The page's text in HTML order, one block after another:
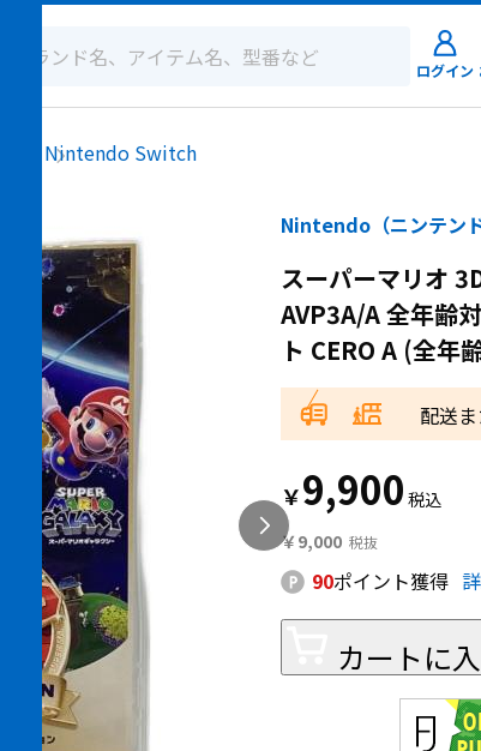
ログイン
Nintendo Switch
Nintendo（ニンテンド
スーパーマリオ
AVP3A/A 全年齢
ト CERO A (全年
配送
￥9,900
￥9,000
90ポイント獲得
カートに